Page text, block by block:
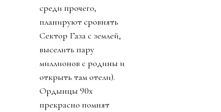
среди прочего,
планируют сровнять
Сектор Газа с землей,
выселить пару
миллионов с родины и
открыть там отели).
Ордынцы 90х
прекрасно помнят